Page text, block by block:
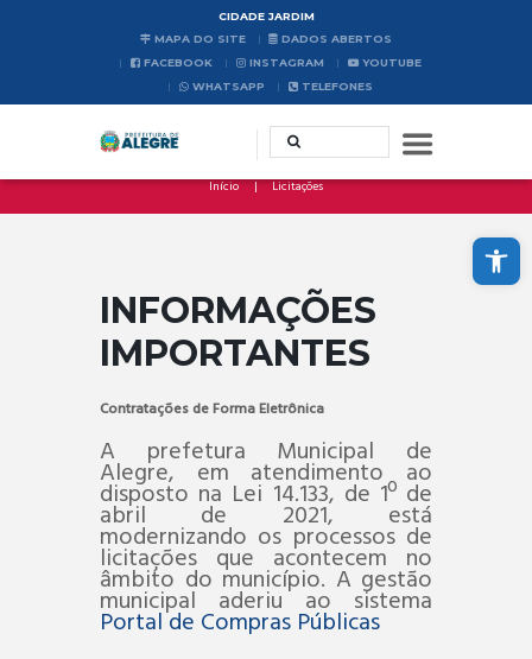
Abrir a barra de ferramentas
CIDADE JARDIM
MAPA DO SITE
DADOS ABERTOS
FACEBOOK
INSTAGRAM
YOUTUBE
WHATSAPP
TELEFONES
Início Licitações
INFORMAÇÕES
IMPORTANTES
Contratações de Forma Eletrônica
A prefetura Municipal de
Alegre, em atendimento ao
disposto na Lei 14.133, de 1º de
abril de 2021, está
modernizando os processos de
licitações que acontecem no
âmbito do município. A gestão
municipal aderiu ao sistema
Portal de Compras Públicas